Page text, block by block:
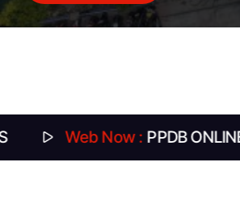
Web Now : PPDB ONLINE